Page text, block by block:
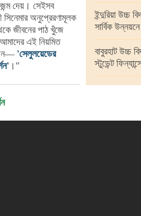
ইন্দুরিয়া উচ্চ
সার্বিক
বাবুরহাট উচ্চ
স্টুডেন্ট
জন্ম দেয়। সেইসব
সিনেমার অনুপ্রেরণামূলক
জীবনের পাঠ খুঁজে
এই নিয়মিত
'সেলুলয়েডের
।"